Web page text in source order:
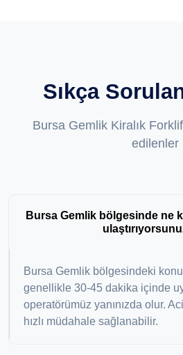
Sıkça
Bursa Gemlik Kiralık
edilenler
Bursa Gemlik bölgesinde ne
Bursa Gemlik bölgesindeki
genellikle 30-45 dakika içinde
operatörümüz yanınızda olur.
hızlı müdahale sağlanabilir.